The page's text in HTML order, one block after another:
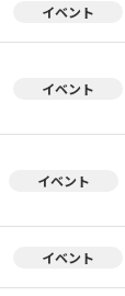
イベント
イベント
イベント
イベント